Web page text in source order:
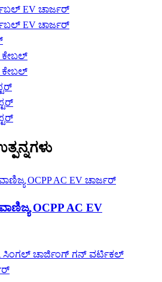
EV ಚಾರ್ಜರ್
EV ಚಾರ್ಜರ್
ಕೇಬಲ್
ಕೇಬಲ್
OCPP AC EV